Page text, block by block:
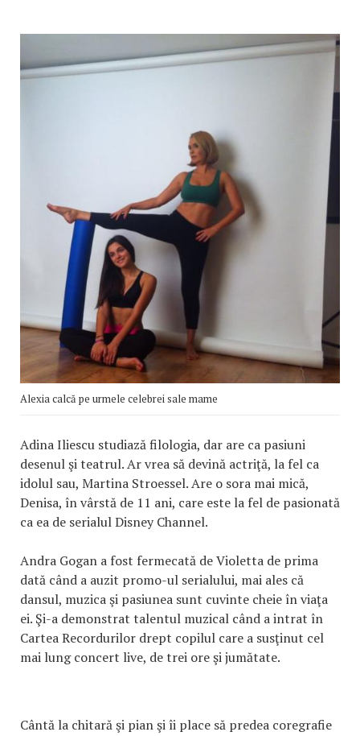
Alexia calcă pe urmele celebrei sale mame
Adina Iliescu studiază filologia, dar are ca pasiuni
desenul şi teatrul. Ar vrea să devină actriţă, la fel ca
idolul sau, Martina Stroessel. Are o sora mai mică,
Denisa, în vârstă de 11 ani, care este la fel de pasionată
ca ea de serialul Disney Channel.
Andra Gogan a fost fermecată de Violetta de prima
dată când a auzit promo-ul serialului, mai ales că
dansul, muzica şi pasiunea sunt cuvinte cheie în viaţa
ei. Şi-a demonstrat talentul muzical când a intrat în
Cartea Recordurilor drept copilul care a susţinut cel
mai lung concert live, de trei ore şi jumătate.
Cântă la chitară şi pian şi îi place să predea coregrafie